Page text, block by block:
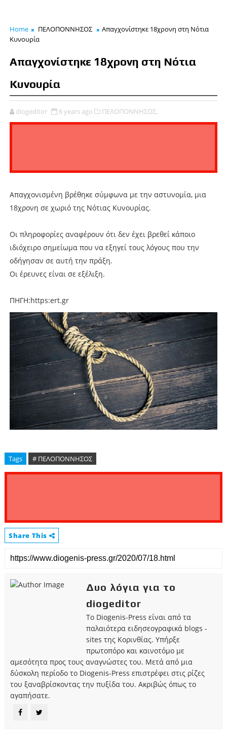
Home ΠΕΛΟΠΟΝΝΗΣΟΣ
Απαγχονίστηκε 18χρονη στη Νότια
Κυνουρία
Απαγχονίστηκε 18χρονη στη Νότια
Κυνουρία
diogeditor 6 years ago ΠΕΛΟΠΟΝΝΗΣΟΣ,
Απαγχονισμένη βρέθηκε σύμφωνα με την αστυνομία, μια
18χρονη σε χωριό της Νότιας Κυνουρίας.
Οι πληροφορίες αναφέρουν ότι δεν έχει βρεθεί κάποιο
ιδιόχειρο σημείωμα που να εξηγεί τους λόγους που την
οδήγησαν σε αυτή την πράξη.
Οι έρευνες είναι σε εξέλιξη.
ΠΗΓΗ:https:ert.gr
Tags # ΠΕΛΟΠΟΝΝΗΣΟΣ
Share This
Δυο λόγια για το
diogeditor
Το Diogenis-Press είναι από τα
παλαιότερα ειδησεογραφικά blogs -
sites της Κορινθίας. Υπήρξε
πρωτοπόρο και καινοτόμο με
αμεσότητα προς τους αναγνώστες του. Μετά από μια
δύσκολη περίοδο το Diogenis-Press επιστρέφει στις ρίζες
του ξαναβρίσκοντας την πυξίδα του. Ακριβώς όπως το
αγαπήσατε.